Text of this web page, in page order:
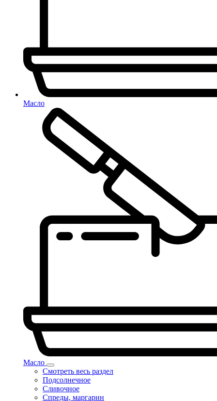
Масло
Масло
Смотреть весь раздел
Подсолнечное
Сливочное
Спреды, маргарин